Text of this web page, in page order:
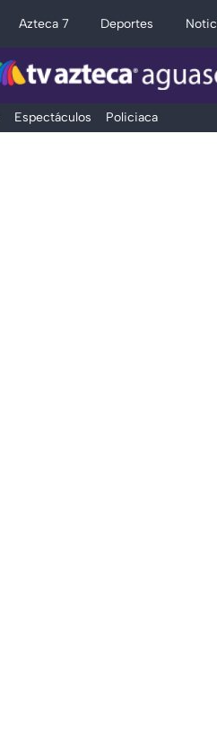
Azteca 7 Deportes
Espectáculos Policiaca